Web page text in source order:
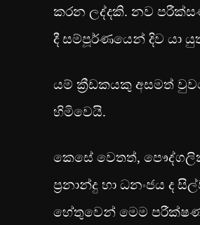
කරන ලද්දකි. නව
දී සම්පූර්ණයෙන් දිව යා
යම් ක්‍රීඩකයකු අසමත්
හිමිවෙයි.
කෙසේ වෙතත්,
ප්‍රනාන්දු හා ධනංජය ද
හේතුවෙන් මෙම